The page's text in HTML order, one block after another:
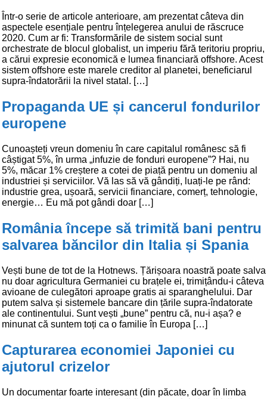
Într-o serie de articole anterioare, am prezentat câteva din
aspectele esențiale pentru înțelegerea anului de răscruce
2020. Cum ar fi: Transformările de sistem social sunt
orchestrate de blocul globalist, un imperiu fără teritoriu propriu,
a cărui expresie economică e lumea financiară offshore. Acest
sistem offshore este marele creditor al planetei, beneficiarul
supra-îndatorării la nivel statal. […]
Propaganda UE și cancerul fondurilor
europene
Cunoașteți vreun domeniu în care capitalul românesc să fi
câștigat 5%, în urma „infuzie de fonduri europene”? Hai, nu
5%, măcar 1% creștere a cotei de piață pentru un domeniu al
industriei și serviciilor. Vă las să vă gândiți, luați-le pe rând:
industrie grea, ușoară, servicii financiare, comerț, tehnologie,
energie… Eu mă pot gândi doar […]
România începe să trimită bani pentru
salvarea băncilor din Italia și Spania
Vești bune de tot de la Hotnews. Țărișoara noastră poate salva
nu doar agricultura Germaniei cu brațele ei, trimițându-i câteva
avioane de culegători aproape gratis ai sparanghelului. Dar
putem salva și sistemele bancare din țările supra-îndatorate
ale continentului. Sunt vești „bune” pentru că, nu-i așa? e
minunat că suntem toți ca o familie în Europa […]
Capturarea economiei Japoniei cu
ajutorul crizelor
Un documentar foarte interesant (din păcate, doar în limba